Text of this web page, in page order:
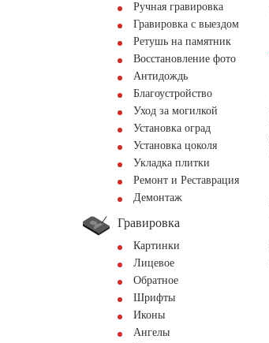
Ручная гравировка
Гравировка с выездом
Ретушь на памятник
Восстановление фото
Антидождь
Благоустройство
Уход за могилкой
Установка оград
Установка цоколя
Укладка плитки
Ремонт и Реставрация
Демонтаж
Гравировка
Картинки
Лицевое
Обратное
Шрифты
Иконы
Ангелы